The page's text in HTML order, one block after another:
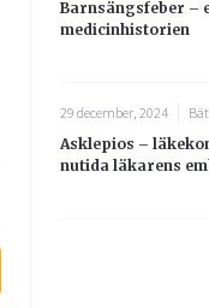
Barnsängsfeber –
medicinhistorien
29 december, 2024
Asklepios –
nutida läkarens